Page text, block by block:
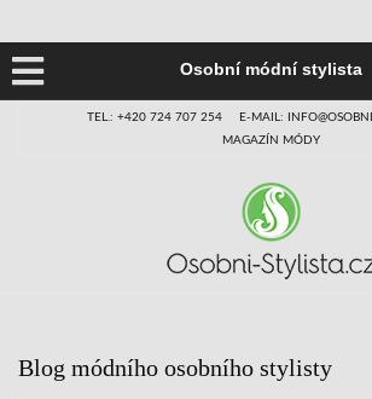
Osobní módní stylista
TEL.: +420 724 707 254
E-MAIL:
MAGAZÍN MÓDY
Blog módního osobního stylisty